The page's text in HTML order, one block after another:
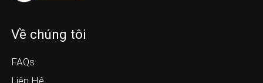
Về chúng tôi
FAQs
Liên Hệ